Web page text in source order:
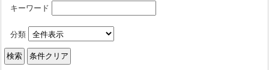
キーワード
分類